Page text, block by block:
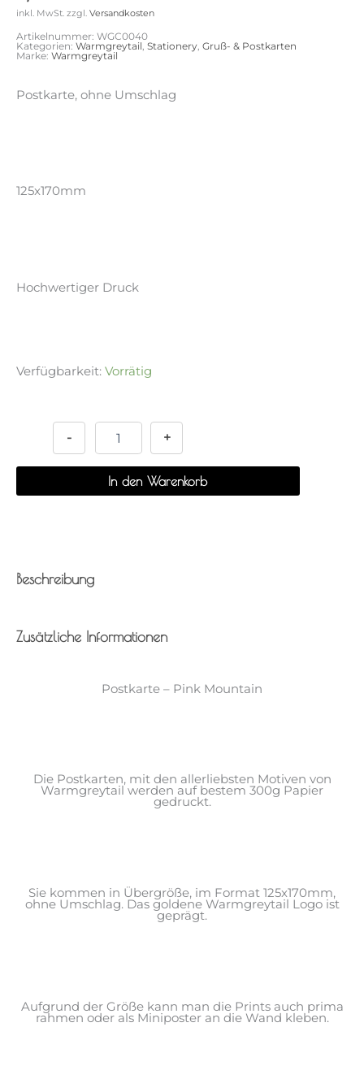
inkl. MwSt. zzgl. Versandkosten
Artikelnummer: WGC0040
Kategorien: Warmgreytail Stationery Gruß- & Postkarten
Marke: Warmgreytail
Postkarte, ohne Umschlag
125x170mm
Hochwertiger Druck
Verfügbarkeit: Vorrätig
-
Mountain
Menge
+
In den Warenkorb
Beschreibung
Zusätzliche Informationen
Postkarte – Pink Mountain
Die Postkarten, mit den allerliebsten Motiven von
Warmgreytail werden auf bestem 300g Papier
gedruckt.
Sie kommen in Übergröße, im Format 125x170mm,
ohne Umschlag. Das goldene Warmgreytail Logo ist
geprägt.
Aufgrund der Größe kann man die Prints auch prima
rahmen oder als Miniposter an die Wand kleben.